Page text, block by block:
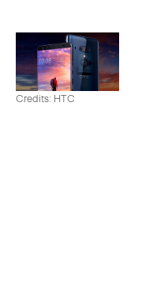
Credits: HTC